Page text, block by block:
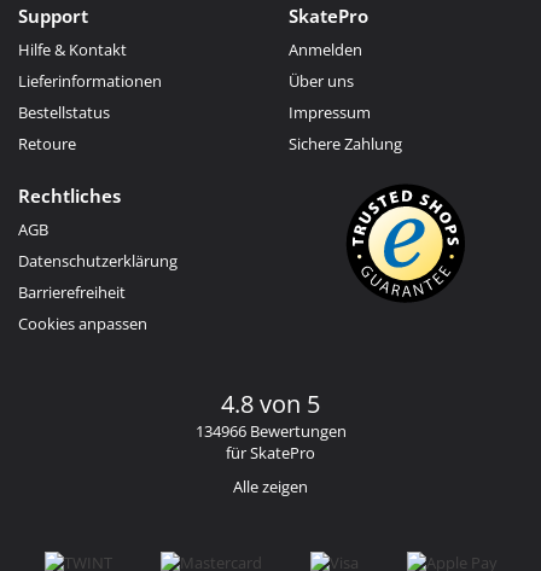
Support
Hilfe & Kontakt
Lieferinformationen
Bestellstatus
Retoure
SkatePro
Anmelden
Über uns
Impressum
Sichere Zahlung
Rechtliches
AGB
Datenschutzerklärung
Barrierefreiheit
Cookies anpassen
4.8 von 5
134966 Bewertungen
für SkatePro
Alle zeigen